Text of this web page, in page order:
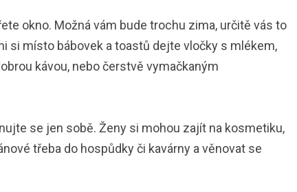
okno. Možná vám bude trochu zima, určitě vás to
si místo bábovek a toastů dejte vločky s mlékem,
kávou, nebo čerstvě vymačkaným
se jen sobě. Ženy si mohou zajít na kosmetiku,
třeba do hospůdky či kavárny a věnovat se